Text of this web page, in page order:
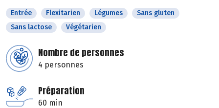
Entrée Flexitarien Légumes
Sans gluten
Sans lactose
Végétarien
Nombre de personnes
4 personnes
Préparation
60 min